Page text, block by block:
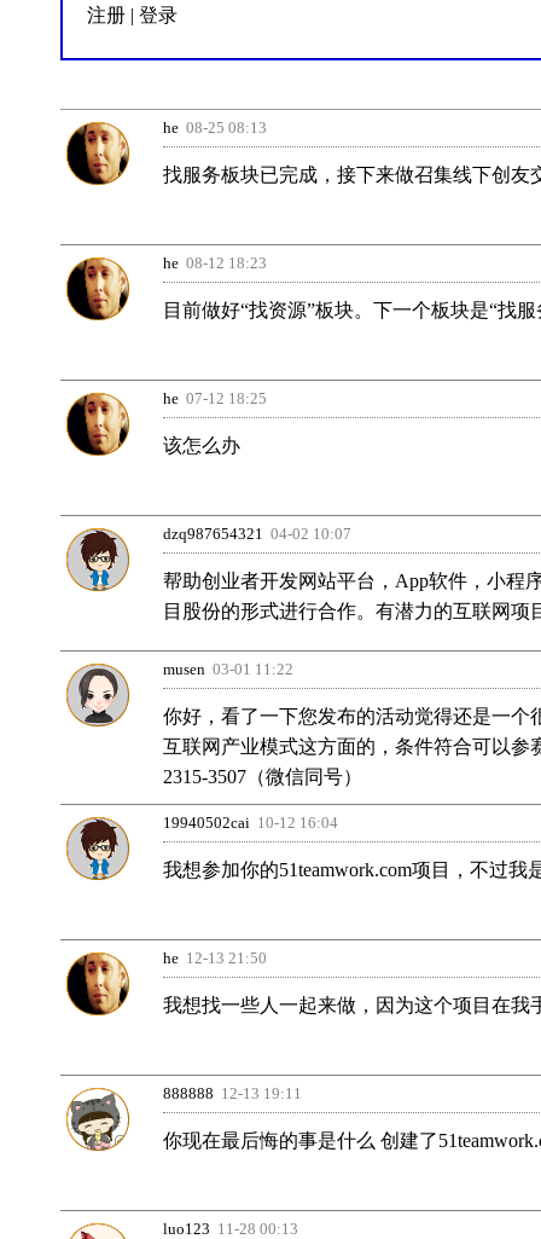
注册 | 登录
he 08-25 08:13
找服务板块已完成，接下来做召集线下创友
he 08-12 18:23
目前做好“找资源”板块。下一个板块是“找服
he 07-12 18:25
该怎么办
dzq987654321 04-02 10:07
帮助创业者开发网站平台，App软件，小程
目股份的形式进行合作。有潜力的互联网项
musen 03-01 11:22
你好，看了一下您发布的活动觉得还是一
互联网产业模式这方面的，条件符合可以参
2315-3507（微信同号）
19940502cai 10-12 16:04
我想参加你的51teamwork.com项目，不过我
he 12-13 21:50
我想找一些人一起来做，因为这个项目在我
888888 12-13 19:11
你现在最后悔的事是什么 创建了
luo123 11-28 00:13